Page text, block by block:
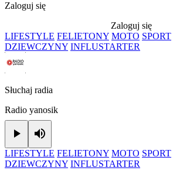
Zaloguj się
Zaloguj się
LIFESTYLE FELIETONY MOTO SPORT
DZIEWCZYNY INFLUSTARTER
Słuchaj radia
Radio yanosik
Play
LIFESTYLE FELIETONY MOTO SPORT
DZIEWCZYNY INFLUSTARTER